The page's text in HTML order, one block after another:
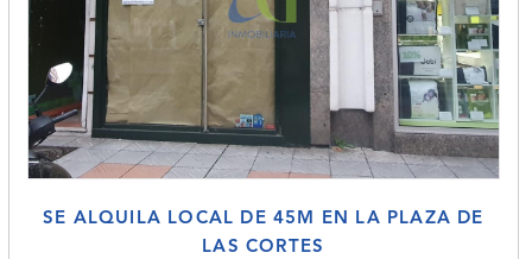
SE ALQUILA LOCAL DE 45M EN LA PLAZA DE
LAS CORTES